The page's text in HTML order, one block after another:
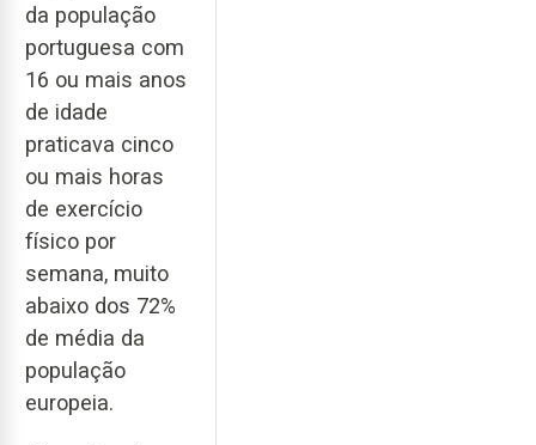
da população
portuguesa com
16 ou mais anos
de idade
praticava cinco
ou mais horas
de exercício
físico por
semana, muito
abaixo dos 72%
de média da
população
europeia.